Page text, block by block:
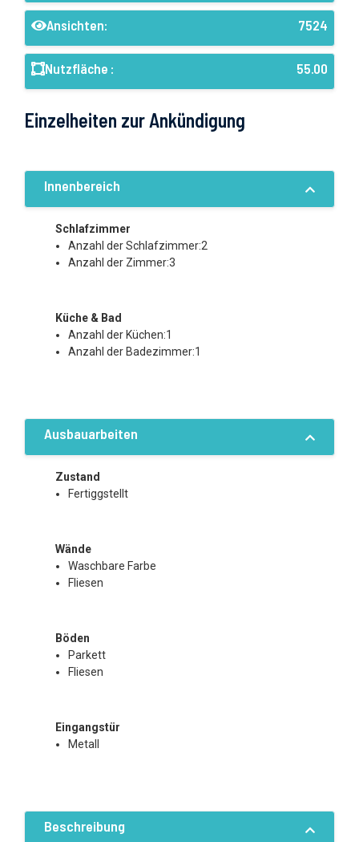
Ansichten: 7524
Nutzfläche : 55.00
Einzelheiten zur Ankündigung
Innenbereich
Schlafzimmer
Anzahl der Schlafzimmer:2
Anzahl der Zimmer:3
Küche & Bad
Anzahl der Küchen:1
Anzahl der Badezimmer:1
Ausbauarbeiten
Zustand
Fertiggstellt
Wände
Waschbare Farbe
Fliesen
Böden
Parkett
Fliesen
Eingangstür
Metall
Beschreibung